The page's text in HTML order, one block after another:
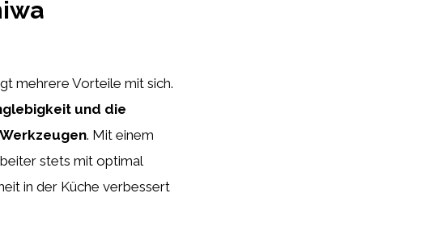
mehrere Vorteile mit sich.
und die
. Mit einem
stets mit optimal
in der Küche verbessert